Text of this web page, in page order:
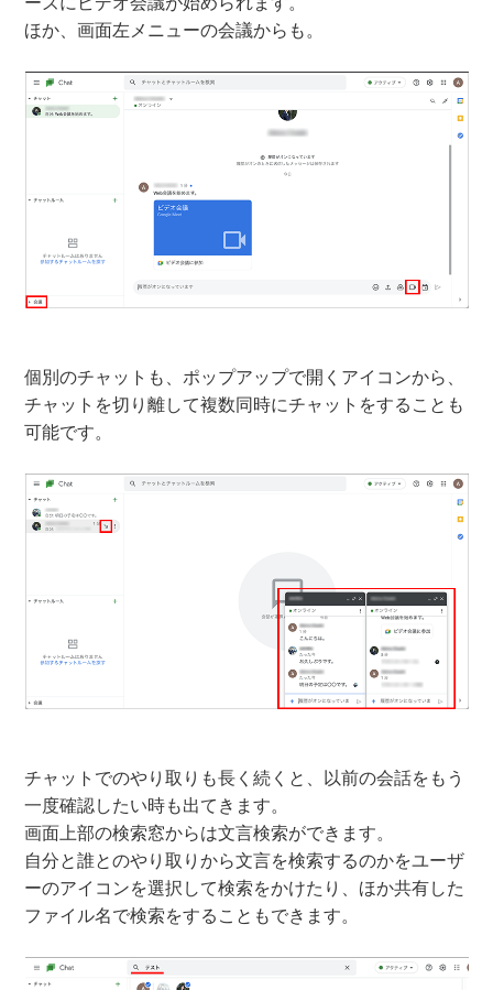
ほか、画面左メニューの会議からも。
個別のチャットも、ポップアップで開くアイコンから、
チャットを切り離して複数同時にチャットをすることも
可能です。
チャットでのやり取りも長く続くと、以前の会話をもう
一度確認したい時も出てきます。
画面上部の検索窓からは文言検索ができます。
自分と誰とのやり取りから文言を検索するのかをユーザ
ーのアイコンを選択して検索をかけたり、ほか共有した
ファイル名で検索をすることもできます。